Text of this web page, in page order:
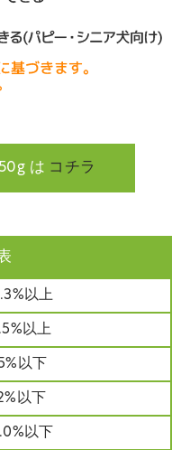
は コチラ
以上
以上
以下
以下
以下